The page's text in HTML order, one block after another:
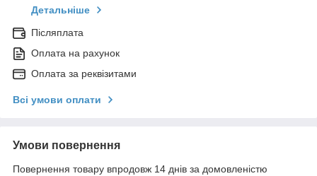
Детальніше
Післяплата
Оплата на рахунок
Оплата за реквізитами
Всі умови оплати
Умови повернення
Повернення товару впродовж 14 днів за домовленістю